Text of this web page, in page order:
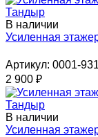
В наличии
Усиленная
Артикул: 0001-931
2 900 ₽
В наличии
Усиленная